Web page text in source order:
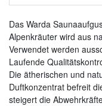
Das Warda
Alpenkräuter wird aus
Verwendet werden
Laufende
Die ätherischen und
Duftkonzentrat befreit
steigert die